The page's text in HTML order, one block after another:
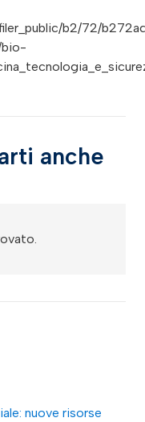
b2/72/
anche
nuove risorse